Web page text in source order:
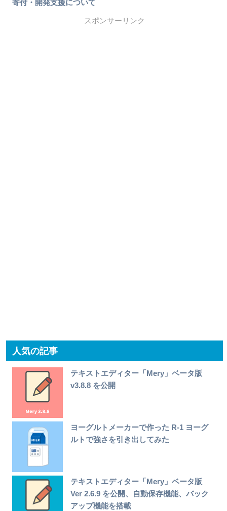
寄付・開発支援について
スポンサーリンク
人気の記事
テキストエディター「Mery」ベータ版
v3.8.8 を公開
ヨーグルトメーカーで作った R-1 ヨーグ
ルトで強さを引き出してみた
テキストエディター「Mery」ベータ版
Ver 2.6.9 を公開、自動保存機能、バック
アップ機能を搭載